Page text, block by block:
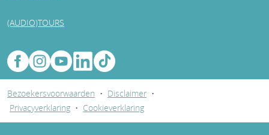
(AUDIO)TOURS
Bezoekersvoorwaarden • Disclaimer •
Privacyverklaring • Cookieverklaring